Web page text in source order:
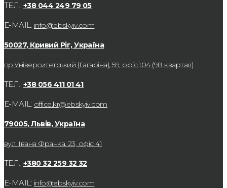
ТЕЛ.: +38 044 249 79 05
E-MAIL: info@ebskyiv.com
50027, Кривий Ріг, Україна
пр.Університетський (Гагаріна), 59, офіс 104 (98 квартал)
ТЕЛ.: +38 056 411 01 41
E-MAIL: office.kr@ebskyiv.com
79005, Львів, Україна
вул. Івана Франка. 23, офіс 41
ТЕЛ.: +380 32 259 32 32
E-MAIL: info@ebskyiv.com